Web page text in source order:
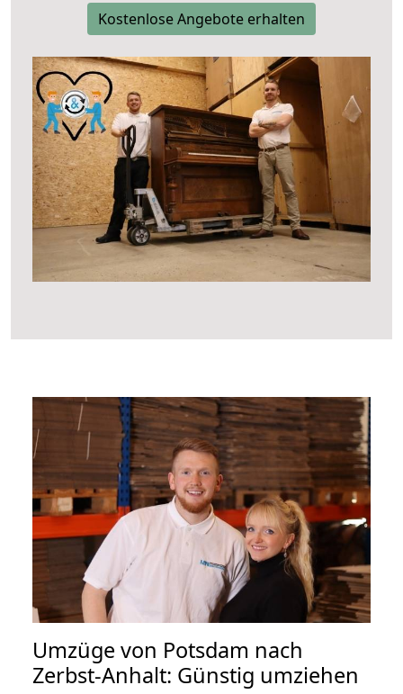
Kostenlose Angebote erhalten
Umzüge von Potsdam nach
Zerbst-Anhalt: Günstig umziehen